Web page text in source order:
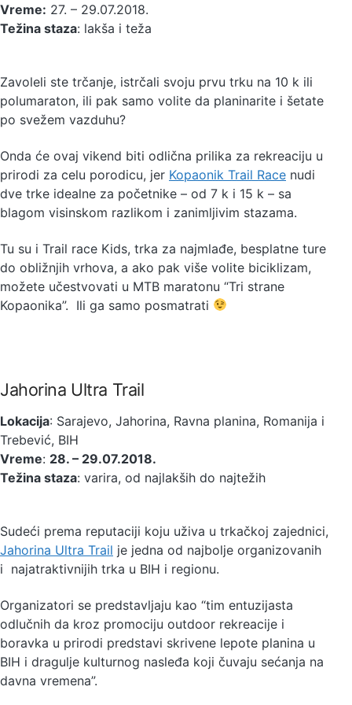
Vreme: 27. – 29.07.2018.
Težina staza: lakša i teža
Zavoleli ste trčanje, istrčali svoju prvu trku na 10 k ili
polumaraton, ili pak samo volite da planinarite i šetate
po svežem vazduhu?
Onda će ovaj vikend biti odlična prilika za rekreaciju u
prirodi za celu porodicu, jer Kopaonik Trail Race nudi
dve trke idealne za početnike – od 7 k i 15 k – sa
blagom visinskom razlikom i zanimljivim stazama.
Tu su i Trail race Kids, trka za najmlađe, besplatne ture
do obližnjih vrhova, a ako pak više volite biciklizam,
možete učestvovati u MTB maratonu “Tri strane
Kopaonika”. Ili ga samo posmatrati
Jahorina Ultra Trail
Lokacija: Sarajevo, Jahorina, Ravna planina, Romanija i
Trebević, BIH
Vreme: 28. – 29.07.2018.
Težina staza: varira, od najlakših do najtežih
Sudeći prema reputaciji koju uživa u trkačkoj zajednici,
Jahorina Ultra Trail je jedna od najbolje organizovanih
i najatraktivnijih trka u BIH i regionu.
Organizatori se predstavljaju kao “tim entuzijasta
odlučnih da kroz promociju outdoor rekreacije i
boravka u prirodi predstavi skrivene lepote planina u
BIH i dragulje kulturnog nasleđa koji čuvaju sećanja na
davna vremena”.